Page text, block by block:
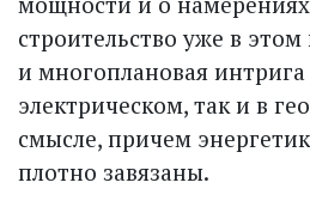
строительство уже в этом
и многоплановая интрига
электрическом, так и в
смысле, причем
плотно завязаны.